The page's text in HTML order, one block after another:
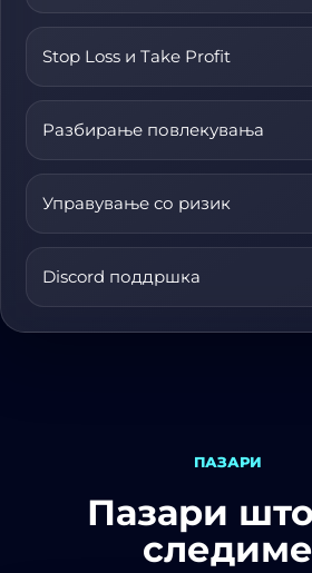
Stop Loss и Take Profit
Разбирање повлекувања
Управување со ризик
Discord поддршка
ПАЗАРИ
Пазари
следиме